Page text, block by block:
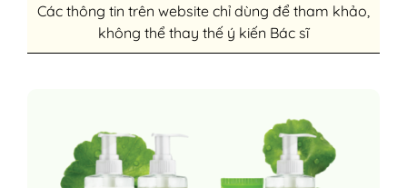
Các thông tin trên website chỉ dùng để tham khảo,
không thể thay thế ý kiến Bác sĩ